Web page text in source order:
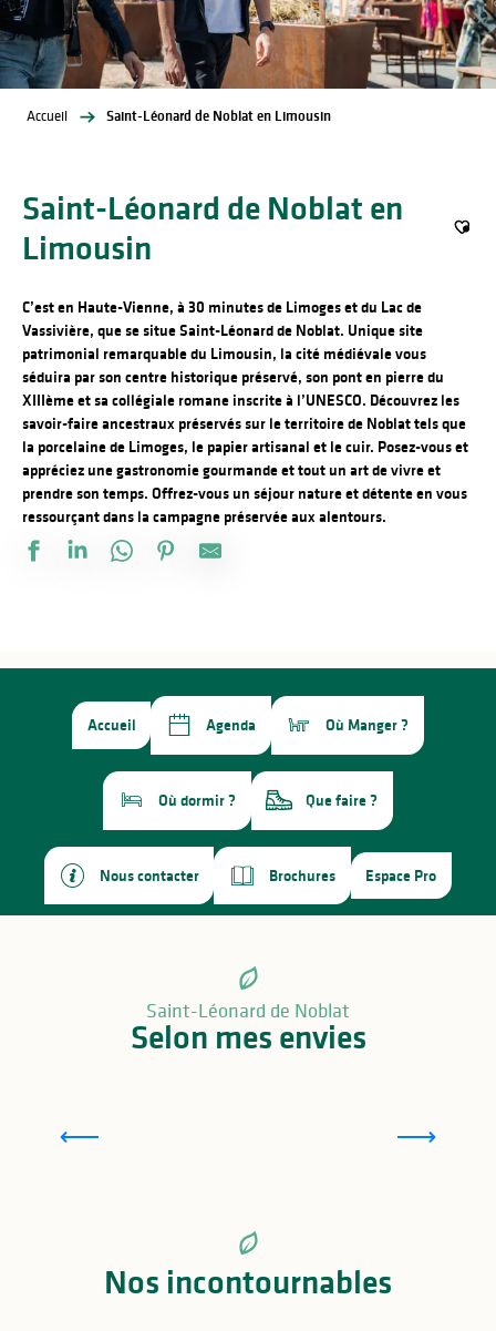
Accueil Saint-Léonard de Noblat en Limousin
Saint-Léonard de Noblat en
Limousin
C’est en Haute-Vienne, à 30 minutes de Limoges et du Lac de
Vassivière, que se situe Saint-Léonard de Noblat. Unique site
patrimonial remarquable du Limousin, la cité médiévale vous
séduira par son centre historique préservé, son pont en pierre du
XIIIème et sa collégiale romane inscrite à l’UNESCO. Découvrez les
savoir-faire ancestraux préservés sur le territoire de Noblat tels que
la porcelaine de Limoges, le papier artisanal et le cuir. Posez-vous et
appréciez une gastronomie gourmande et tout un art de vivre et
prendre son temps. Offrez-vous un séjour nature et détente en vous
ressourçant dans la campagne préservée aux alentours.
Accueil Agenda Où Manger ?
Où dormir ? Que faire ?
Nous contacter Brochures Espace Pro
Saint-Léonard de Noblat
Selon mes envies
Nos incontournables